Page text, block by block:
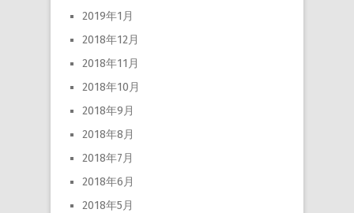
2019年1月
2018年12月
2018年11月
2018年10月
2018年9月
2018年8月
2018年7月
2018年6月
2018年5月